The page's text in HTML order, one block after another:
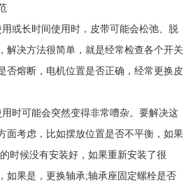
用或长时间使用时，皮带可能会松弛、脱
解决方法很简单，就是经常检查各个开关
否熔断，电机位置是否正确，经常更换皮
可能会突然变得非常嘈杂。要解决这
面考虑，比如摆放位置是否不平衡，如果
时候没有安装好，如果重新安装了很
如果是，更换轴承;轴承座固定螺栓是否